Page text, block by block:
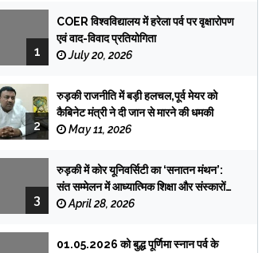
1
COER विश्वविद्यालय में हरेला पर्व पर वृक्षारोपण
एवं वाद-विवाद प्रतियोगिता
July 20, 2026
2
रुड़की राजनीति में बड़ी हलचल,पूर्व मेयर को
कैबिनेट मंत्री ने दी जान से मारने की धमकी
May 11, 2026
3
रुड़की में कोर यूनिवर्सिटी का ‘सनातन मंथन’:
संत सम्मेलन में आध्यात्मिक शिक्षा और संस्कारों
पर जोर
April 28, 2026
01.05.2026 को बुद्ध पूर्णिमा स्नान पर्व के